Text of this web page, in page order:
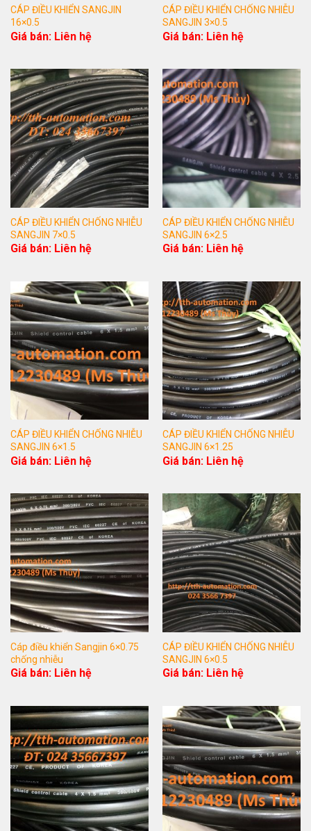
CÁP ĐIỀU KHIỂN SANGJIN
16×0.5
Giá bán: Liên hệ
CÁP ĐIỀU KHIỂN CHỐNG NHIỄU
SANGJIN 3×0.5
Giá bán: Liên hệ
CÁP ĐIỀU KHIỂN CHỐNG NHIỄU
SANGJIN 7×0.5
Giá bán: Liên hệ
CÁP ĐIỀU KHIỂN CHỐNG NHIỄU
SANGJIN 6×2.5
Giá bán: Liên hệ
CÁP ĐIỀU KHIỂN CHỐNG NHIỄU
SANGJIN 6×1.5
Giá bán: Liên hệ
CÁP ĐIỀU KHIỂN CHỐNG NHIỄU
SANGJIN 6×1.25
Giá bán: Liên hệ
Cáp điều khiển Sangjin 6×0.75
chống nhiễu
Giá bán: Liên hệ
CÁP ĐIỀU KHIỂN CHỐNG NHIỄU
SANGJIN 6×0.5
Giá bán: Liên hệ